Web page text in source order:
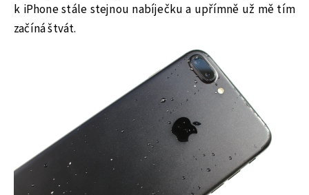
k iPhone stále stejnou nabíječku a upřímně už mě tím
začíná štvát.